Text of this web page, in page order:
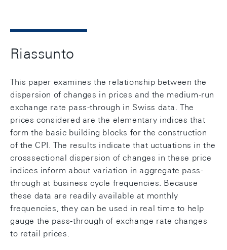
Riassunto
This paper examines the relationship between the
dispersion of changes in prices and the medium-run
exchange rate pass-through in Swiss data. The
prices considered are the elementary indices that
form the basic building blocks for the construction
of the CPI. The results indicate that uctuations in the
crosssectional dispersion of changes in these price
indices inform about variation in aggregate pass-
through at business cycle frequencies. Because
these data are readily available at monthly
frequencies, they can be used in real time to help
gauge the pass-through of exchange rate changes
to retail prices.